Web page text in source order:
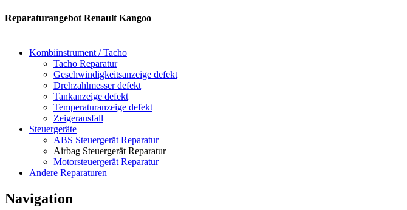
Reparaturangebot Renault Kangoo
Kombiinstrument / Tacho
Tacho Reparatur
Geschwindigkeitsanzeige defekt
Drehzahlmesser defekt
Tankanzeige defekt
Temperaturanzeige defekt
Zeigerausfall
Steuergeräte
ABS Steuergerät Reparatur
Airbag Steuergerät Reparatur
Motorsteuergerät Reparatur
Andere Reparaturen
Navigation